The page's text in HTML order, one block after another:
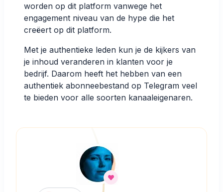
worden op dit platform vanwege het
engagement niveau van de hype die het
creëert op dit platform.
Met je authentieke leden kun je de kijkers van
je inhoud veranderen in klanten voor je
bedrijf. Daarom heeft het hebben van een
authentiek abonneebestand op Telegram veel
te bieden voor alle soorten kanaaleigenaren.